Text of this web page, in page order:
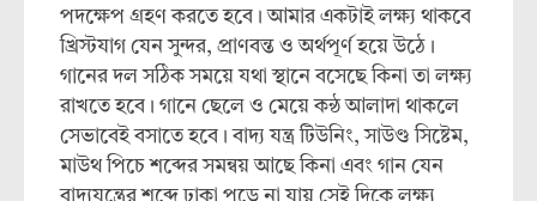
পদক্ষেপ গ্রহণ করতে হবে। আমার একটাই লক্ষ্য থাকবে
খ্রিস্টযাগ যেন সুন্দর, প্রাণবন্ত ও অর্থপূর্ণ হয়ে উঠে।
গানের দল সঠিক সময়ে যথা স্থানে বসেছে কিনা তা লক্ষ্য
রাখতে হবে। গানে ছেলে ও মেয়ে কন্ঠ আলাদা থাকলে
সেভাবেই বসাতে হবে। বাদ্য যন্ত্র টিউনিং, সাউণ্ড সিষ্টেম,
মাউথ পিচে শব্দের সমন্বয় আছে কিনা এবং গান যেন